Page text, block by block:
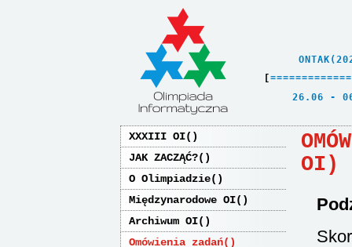
[ =============
26.06
XXXIII OI
JAK ZACZĄĆ?
O Olimpiadzie
Międzynarodowe OI
Archiwum OI
Omówienia zadań
OI)